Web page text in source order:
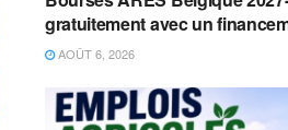
gratuitement avec un
AOÛT 6, 2026